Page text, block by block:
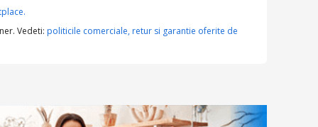
Vedeti: politicile comerciale, retur si garantie oferite de